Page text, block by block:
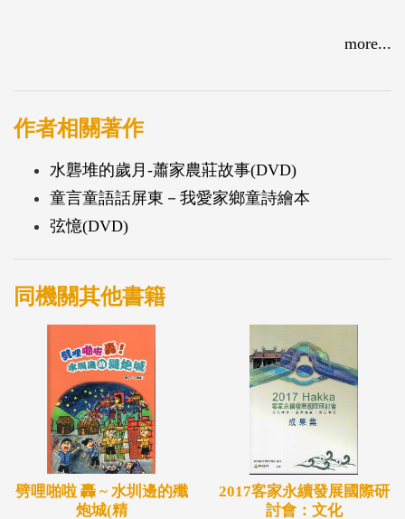
more...
作者相關著作
水礱堆的歲月-蕭家農莊故事(DVD)
童言童語話屏東－我愛家鄉童詩繪本
弦憶(DVD)
同機關其他書籍
劈哩啪啦 轟 ~ 水圳邊的殲
炮城(精
2017客家永續發展國際研
討會：文化